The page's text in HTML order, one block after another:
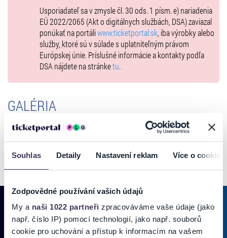
Souhlas Detaily Nastavení reklam Více o cookies
Zodpovědné používání vašich údajů
My a naši 1022 partneři zpracováváme vaše údaje (jako
např. číslo IP) pomocí technologií, jako např. souborů
cookie pro uchování a přístup k informacím na vašem
Usporiadateľ sa v zmysle čl. 30 ods. 1 písm. e) nariadenia
EÚ 2022/2065 (Akt o digitálnych službách, DSA) zaviazal
ponúkať na portáliwww.ticketportal.sk, iba výrobky alebo
služby, ktoré sú v súlade s uplatniteľným právom
Európskej únie. Príslušné informácie a kontakty podľa
DSA nájdete na stránketu.
GALÉRIA